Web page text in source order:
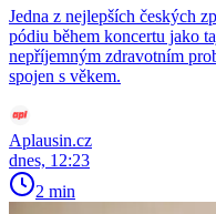
Jedna z nejlepších českých
pódiu během koncertu jako
nepříjemným zdravotním
spojen s věkem.
Aplausin.cz
dnes, 12:23
2 min